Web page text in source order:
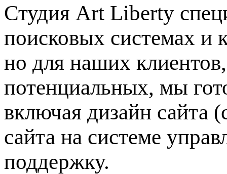
Студия Art Liberty
поисковых системах и
но для наших
потенциальных, мы
включая дизайн сайта
сайта на системе
поддержку.